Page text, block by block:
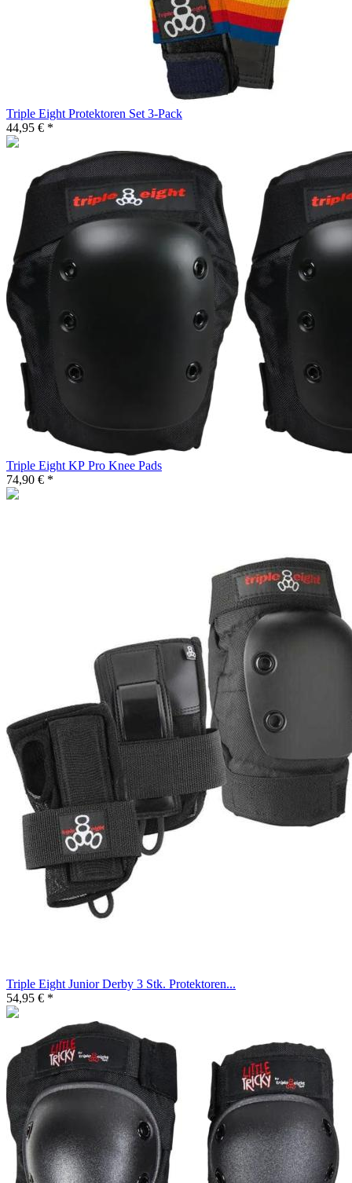
Triple Eight Protektoren Set 3-Pack
44,95 € *
Triple Eight KP Pro Knee Pads
74,90 € *
Triple Eight Junior Derby 3 Stk. Protektoren...
54,95 € *